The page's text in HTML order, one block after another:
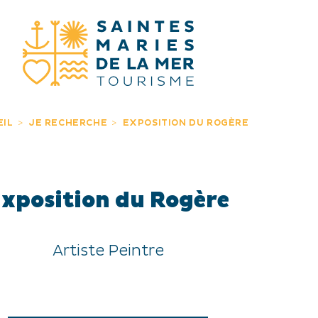
JE RECHERCHE EXPOSITION DU ROGÈRE
du Rogère
Artiste Peintre